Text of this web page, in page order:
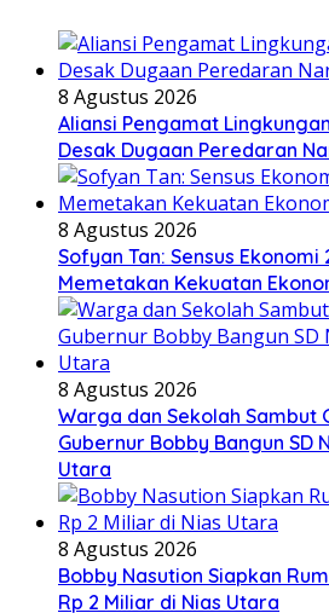
8 Agustus 2026
Aliansi Pengamat
Desak Dugaan Peredaran
8 Agustus 2026
Sofyan Tan: Sensus Ekonomi
Memetakan Kekuatan
8 Agustus 2026
Warga dan Sekolah Sambut
Gubernur Bobby Bangun SD
Utara
8 Agustus 2026
Bobby Nasution Siapkan
Rp 2 Miliar di Nias Utara